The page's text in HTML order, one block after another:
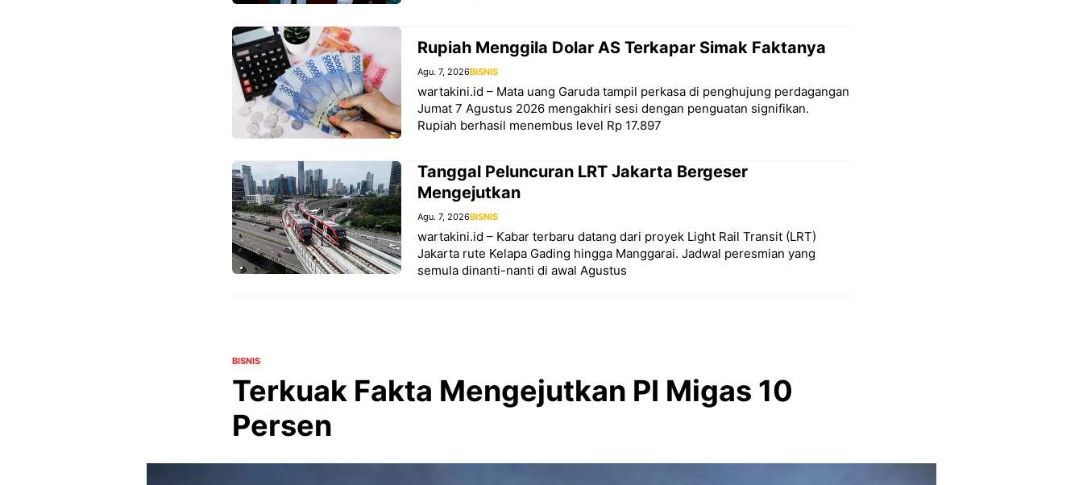
Rupiah Menggila Dolar AS Terkapar Simak Faktanya
Agu. 7, 2026BISNIS
wartakini.id – Mata uang Garuda tampil perkasa di penghujung perdagangan
Jumat 7 Agustus 2026 mengakhiri sesi dengan penguatan signifikan.
Rupiah berhasil menembus level Rp 17.897
Tanggal Peluncuran LRT Jakarta Bergeser
Mengejutkan
Agu. 7, 2026BISNIS
wartakini.id – Kabar terbaru datang dari proyek Light Rail Transit (LRT)
Jakarta rute Kelapa Gading hingga Manggarai. Jadwal peresmian yang
semula dinanti-nanti di awal Agustus
BISNIS
Terkuak Fakta Mengejutkan PI Migas 10
Persen